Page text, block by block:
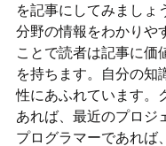
を記事にしてみましょ
分野の情報をわかりや
ことで読者は記事に価
を持ちます。自分の知
性にあふれています。
あれば、最近のプロジ
プログラマーであれば